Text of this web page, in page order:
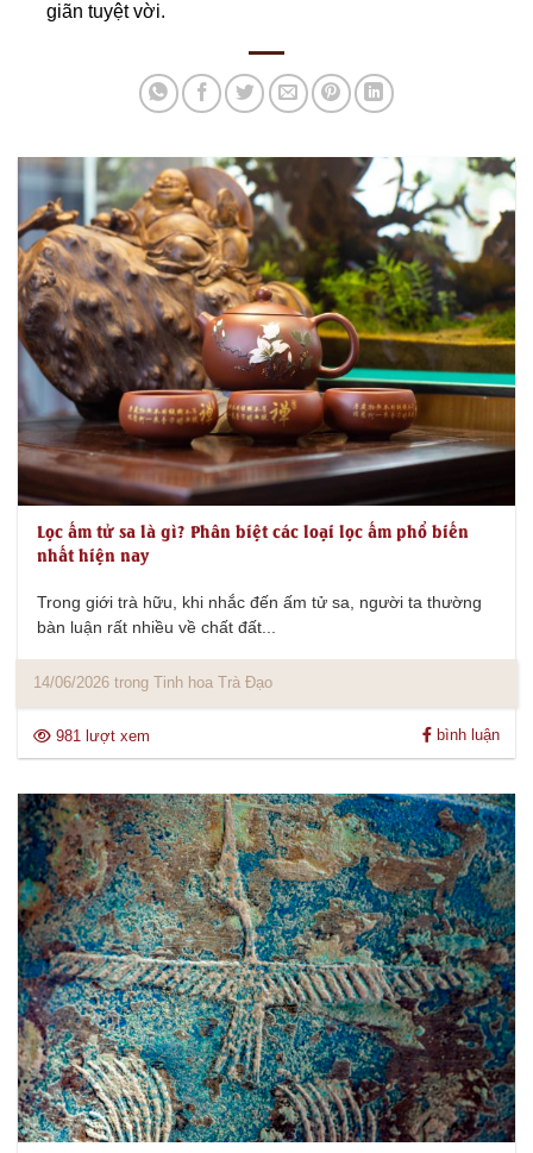
giãn tuyệt vời.
Lọc ấm tử sa là gì? Phân biệt các loại lọc ấm phổ biến
nhất hiện nay
Trong giới trà hữu, khi nhắc đến ấm tử sa, người ta thường
bàn luận rất nhiều về chất đất...
14/06/2026 trong Tinh hoa Trà Đạo
981 lượt xem bình luận